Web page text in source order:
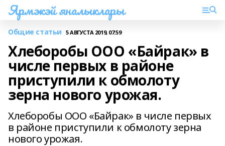
Ярмэкэй яналыклары
Общие статьи 5 АВГУСТА 2019, 07:59
Хлеборобы ООО «Байрак» в
числе первых в районе
приступили к обмолоту
зерна нового урожая.
Хлеборобы ООО «Байрак» в числе первых
в районе приступили к обмолоту зерна
нового урожая.